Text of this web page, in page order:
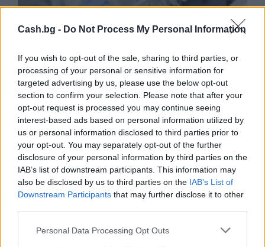
Cash.bg - Do Not Process My Personal Information
If you wish to opt-out of the sale, sharing to third parties, or
processing of your personal or sensitive information for
targeted advertising by us, please use the below opt-out
section to confirm your selection. Please note that after your
opt-out request is processed you may continue seeing
interest-based ads based on personal information utilized by
us or personal information disclosed to third parties prior to
your opt-out. You may separately opt-out of the further
disclosure of your personal information by third parties on the
IAB’s list of downstream participants. This information may
also be disclosed by us to third parties on the IAB’s List of
Downstream Participants that may further disclose it to other
Personal Data Processing Opt Outs
Ню Йорк стана 14-ият щат на САЩ, в
който е разрешена евтаназията
06.08.2026 / 16:00